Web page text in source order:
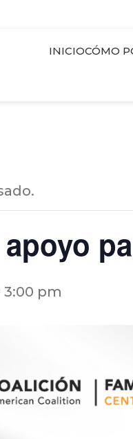
INICIOCÓMO
3:00 pm